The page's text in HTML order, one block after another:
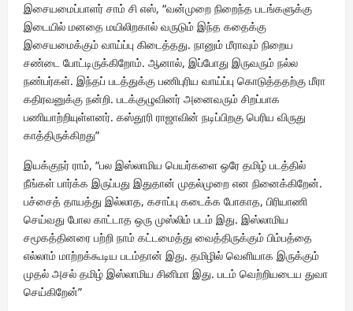
இசையமைப்பாளர் சாம் சி எஸ், “வன்முறை நிறைந்த படங்களுக்கு
இடையில் மனதை மயிலிறகால் வருடும் இந்த கதைக்கு
இசையமைக்கும் வாய்ப்பு கிடைத்தது. நானும் மீராவும் நிறைய
சண்டை போட்டிருக்கிறோம். ஆனால், இப்போது இருவரும் நல்ல
நண்பர்கள். இந்தப் படத்துக்கு பணிபுரிய வாய்ப்பு கொடுத்ததற்கு மீரா
கதிரவனுக்கு நன்றி. படக்குழுவினர் அனைவரும் சிறப்பாக
பணியாற்றியுள்ளனர். கஸ்தூரி ராஜாவின் நடிப்பிறகு பெரிய விருது
காத்திருக்கிறது”
இயக்குநர் ராம், “பல இஸ்லாமிய பெயர்களை ஒரே தமிழ் படத்தில்
நீங்கள் பார்க்க இருப்பது இதுதான் முதல்முறை என நினைக்கிறேன்.
பச்சைத் தாயத்து இல்லாத, கசாப்பு கடைக்க போகாத, பிரியாணி
செய்வது போல காட்டாத ஒரு முஸ்லிம் படம் இது. இஸ்லாமிய
சமூகத்தினரை பற்றி நாம் கட்டமைத்து வைத்திருக்கும் பிம்பத்தை
எல்லாம் மாற்றக்கூடிய படம்தான் இது. தமிழில் வெளியாக இருக்கும்
முதல் அசல் தமிழ் இஸ்லாமிய சினிமா இது. படம் வெற்றியடைய துவா
செய்கிறேன்”